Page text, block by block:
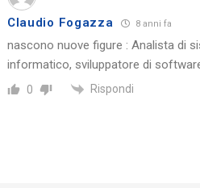
Claudio Fogazza 8 anni fa
nascono nuove figure : Analista di
informatico, sviluppatore di
0 Rispondi